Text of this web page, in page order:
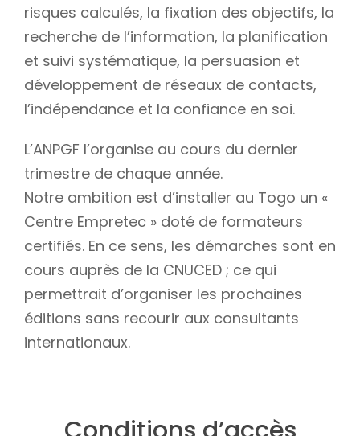
risques calculés, la fixation des objectifs, la
recherche de l’information, la planification
et suivi systématique, la persuasion et
développement de réseaux de contacts,
l’indépendance et la confiance en soi.
L’ANPGF l’organise au cours du dernier
trimestre de chaque année.
Notre ambition est d’installer au Togo un «
Centre Empretec » doté de formateurs
certifiés. En ce sens, les démarches sont en
cours auprès de la CNUCED ; ce qui
permettrait d’organiser les prochaines
éditions sans recourir aux consultants
internationaux.